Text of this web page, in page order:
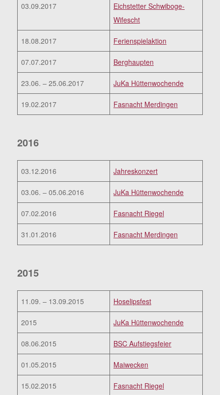
03.09.2017
Eichstetter Schwiboge-
Wifescht
18.08.2017 Ferienspielaktion
07.07.2017 Berghaupten
23.06. – 25.06.2017 JuKa Hüttenwochende
19.02.2017 Fasnacht Merdingen
2016
03.12.2016 Jahreskonzert
03.06. – 05.06.2016 JuKa Hüttenwochende
07.02.2016 Fasnacht Riegel
31.01.2016 Fasnacht Merdingen
2015
11.09. – 13.09.2015 Hoselipsfest
2015 JuKa Hüttenwochende
08.06.2015 BSC Aufstiegsfeier
01.05.2015 Maiwecken
15.02.2015 Fasnacht Riegel